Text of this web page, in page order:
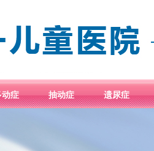
动症 抽动症 遗尿症